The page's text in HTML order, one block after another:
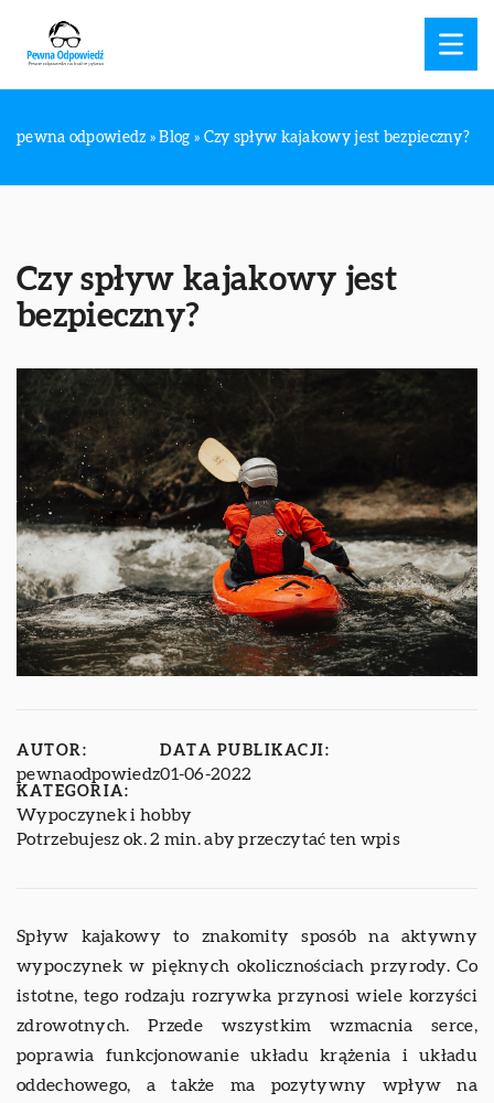
pewna odpowiedz »Blog » Czy spływ kajakowy jest bezpieczny?
Czy spływ kajakowy jest
bezpieczny?
AUTOR:
pewnaodpowiedz
DATA PUBLIKACJI:
01-06-2022
KATEGORIA:
Wypoczynek i hobby
Potrzebujesz ok. 2 min. aby przeczytać ten wpis
Spływ kajakowy to znakomity sposób na aktywny
wypoczynek w pięknych okolicznościach przyrody. Co
istotne, tego rodzaju rozrywka przynosi wiele korzyści
zdrowotnych. Przede wszystkim wzmacnia serce,
poprawia funkcjonowanie układu krążenia i układu
oddechowego, a także ma pozytywny wpływ na